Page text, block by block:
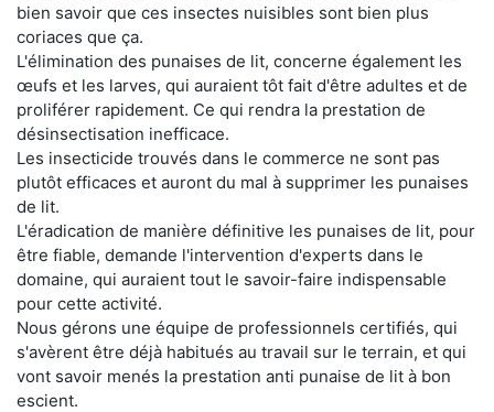
bien savoir que ces insectes nuisibles sont bien plus
coriaces que ça.
L'élimination des punaises de lit, concerne également les
œufs et les larves, qui auraient tôt fait d'être adultes et de
proliférer rapidement. Ce qui rendra la prestation de
désinsectisation inefficace.
Les insecticide trouvés dans le commerce ne sont pas
plutôt efficaces et auront du mal à supprimer les punaises
de lit.
L'éradication de manière définitive les punaises de lit, pour
être fiable, demande l'intervention d'experts dans le
domaine, qui auraient tout le savoir-faire indispensable
pour cette activité.
Nous gérons une équipe de professionnels certifiés, qui
s'avèrent être déjà habitués au travail sur le terrain, et qui
vont savoir menés la prestation anti punaise de lit à bon
escient.